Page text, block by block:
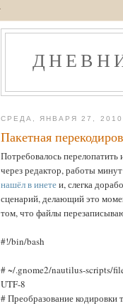
СРЕДА, ЯНВАРЯ 27, 2010
Пакетная
Потребовалось
через редактор, работы
нашёл в инетеи, слегка
сценарий, делающий это
том, что файлы
#!/bin/bash
# ~/.gnome2/nautilus-scripts/
UTF-8
# Преобразование кодировки